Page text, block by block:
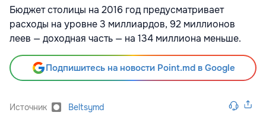
Бюджет столицы на 2016 год предусматривает
расходы на уровне 3 миллиардов, 92 миллионов
леев — доходная часть — на 134 миллиона меньше.
Подпишитесь на новости Point.md в Google
Источник Beltsymd